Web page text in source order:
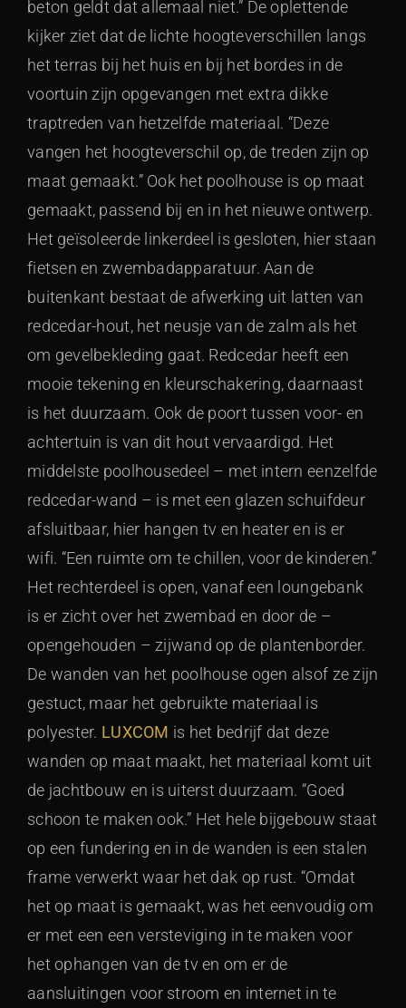
beton geldt dat allemaal niet.” De oplettende
kijker ziet dat de lichte hoogteverschillen langs
het terras bij het huis en bij het bordes in de
voortuin zijn opgevangen met extra dikke
traptreden van hetzelfde materiaal. “Deze
vangen het hoogteverschil op, de treden zijn op
maat gemaakt.” Ook het poolhouse is op maat
gemaakt, passend bij en in het nieuwe ontwerp.
Het geïsoleerde linkerdeel is gesloten, hier staan
fietsen en zwembadapparatuur. Aan de
buitenkant bestaat de afwerking uit latten van
redcedar-hout, het neusje van de zalm als het
om gevelbekleding gaat. Redcedar heeft een
mooie tekening en kleurschakering, daarnaast
is het duurzaam. Ook de poort tussen voor- en
achtertuin is van dit hout vervaardigd. Het
middelste poolhousedeel – met intern eenzelfde
redcedar-wand – is met een glazen schuifdeur
afsluitbaar, hier hangen tv en heater en is er
wifi. “Een ruimte om te chillen, voor de kinderen.”
Het rechterdeel is open, vanaf een loungebank
is er zicht over het zwembad en door de –
opengehouden – zijwand op de plantenborder.
De wanden van het poolhouse ogen alsof ze zijn
gestuct, maar het gebruikte materiaal is
polyester. LUXCOM is het bedrijf dat deze
wanden op maat maakt, het materiaal komt uit
de jachtbouw en is uiterst duurzaam. “Goed
schoon te maken ook.” Het hele bijgebouw staat
op een fundering en in de wanden is een stalen
frame verwerkt waar het dak op rust. “Omdat
het op maat is gemaakt, was het eenvoudig om
er met een een versteviging in te maken voor
het ophangen van de tv en om er de
aansluitingen voor stroom en internet in te